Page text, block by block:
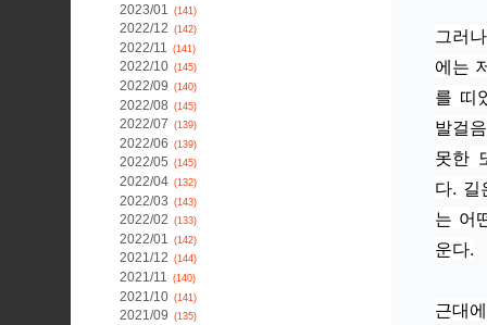
그러
에는
를 띠
발걸
못한
다. 길
는 어
운다.
근대
2023/01 (141)
2022/12 (142)
2022/11 (141)
2022/10 (145)
2022/09 (140)
2022/08 (145)
2022/07 (139)
2022/06 (139)
2022/05 (145)
2022/04 (132)
2022/03 (143)
2022/02 (133)
2022/01 (142)
2021/12 (144)
2021/11 (140)
2021/10 (141)
2021/09 (135)